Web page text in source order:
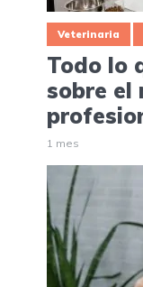
Veterinaria
Todo lo
sobre el
1 mes